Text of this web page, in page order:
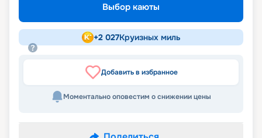
Выбор каюты
+2 027Круизных миль
Добавить в избранное
Моментально оповестим о снижении цены